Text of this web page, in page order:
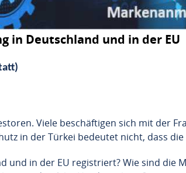
in Deutschland und in der EU
Viele beschäftigen sich mit der
in der Türkei bedeutet nicht, dass
und in der EU registriert? Wie sind die